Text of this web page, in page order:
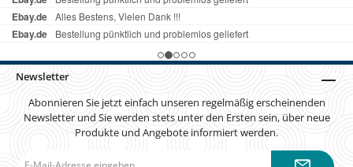
Newsletter
Abonnieren Sie jetzt einfach unseren regelmäßig erscheinenden
Newsletter und Sie werden stets unter den Ersten sein, über neue
Produkte und Angebote informiert werden.